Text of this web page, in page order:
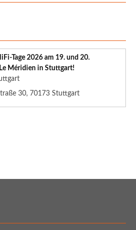
Tage 2026 am 19. und 20.
Méridien in Stuttgart!
30, 70173 Stuttgart